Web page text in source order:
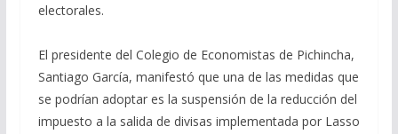
electorales.
El presidente del Colegio de Economistas de Pichincha,
Santiago García, manifestó que una de las medidas que
se podrían adoptar es la suspensión de la reducción del
impuesto a la salida de divisas implementada por Lasso